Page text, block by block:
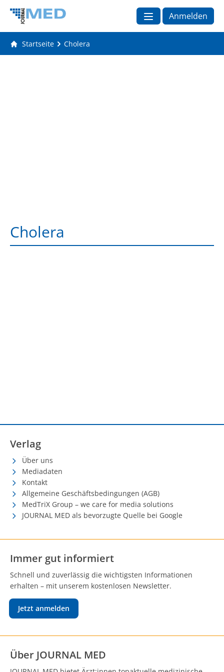
Anmelden
Startseite Cholera
Cholera
Verlag
Über uns
Mediadaten
Kontakt
Allgemeine Geschäftsbedingungen (AGB)
MedTriX Group – we care for media solutions
JOURNAL MED als bevorzugte Quelle bei Google
Immer gut informiert
Schnell und zuverlässig die wichtigsten Informationen
erhalten – mit unserem kostenlosen Newsletter.
Jetzt anmelden
Über JOURNAL MED